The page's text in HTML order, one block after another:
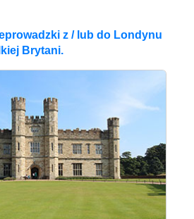
z / lub do Londynu
Brytani.